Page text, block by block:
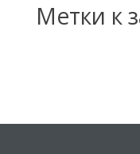
Метки к